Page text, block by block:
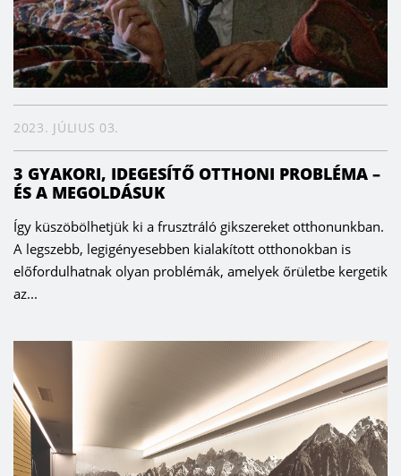
2023. JÚLIUS 03.
3 GYAKORI, IDEGESÍTŐ OTTHONI PROBLÉMA –
ÉS A MEGOLDÁSUK
Így küszöbölhetjük ki a frusztráló gikszereket otthonunkban.
A legszebb, legigényesebben kialakított otthonokban is
előfordulhatnak olyan problémák, amelyek őrületbe kergetik
az...